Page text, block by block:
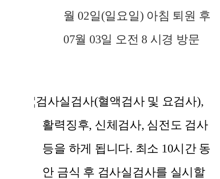
월 02일(일요일) 아침 퇴원 후
07월 03일 오전 8 시경 방문
¦검사실검사(혈액검사 및 요검사),
활력징후, 신체검사, 심전도 검사
등을 하게 됩니다. 최소 10시간 동
안 금식 후 검사실검사를 실시할